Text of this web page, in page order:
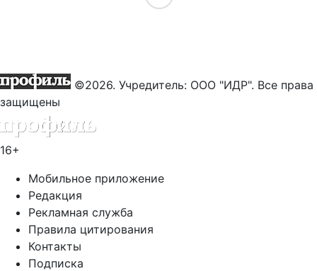
©2026. Учредитель: ООО "ИДР". Все права
защищены
16+
Мобильное приложение
Редакция
Рекламная служба
Правила цитирования
Контакты
Подписка